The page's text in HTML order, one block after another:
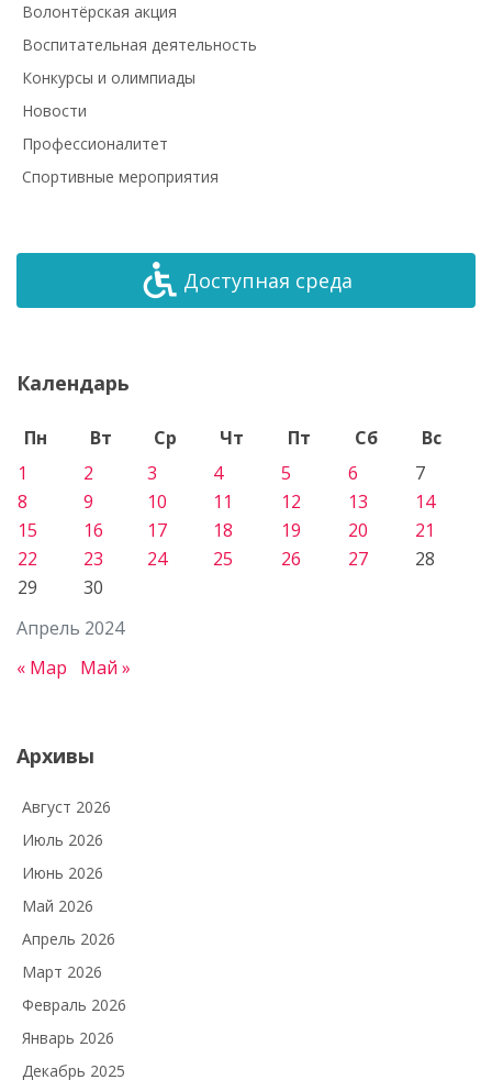
Волонтёрская акция
Воспитательная деятельность
Конкурсы и олимпиады
Новости
Профессионалитет
Спортивные мероприятия
Доступная среда
Календарь
Апрель 2024
Пн Вт Ср Чт Пт Сб
Вс
1
2 3 4 5 6
7
8
9 10 11 12 13
14
15
16 17 18 19 20
21
22
23 24 25 26 27
28
29
30
« Мар Май »
Архивы
Август 2026
Июль 2026
Июнь 2026
Май 2026
Апрель 2026
Март 2026
Февраль 2026
Январь 2026
Декабрь 2025